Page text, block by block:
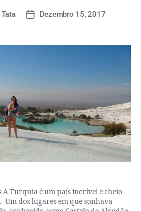
Dezembro 15, 2017
A Turquia é um país incrível e cheio
Um dos lugares em que sonhava